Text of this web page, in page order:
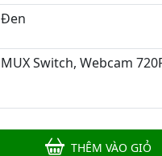
Đen
MUX Switch, Webcam
THÊM VÀO GIỎ